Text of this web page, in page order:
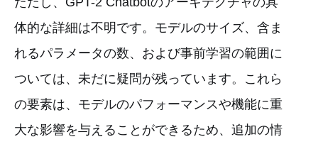
体的な詳細は不明です。モデルのサイズ、含ま
れるパラメータの数、および事前学習の範囲に
ついては、未だに疑問が残っています。これら
の要素は、モデルのパフォーマンスや機能に重
大な影響を与えることができるため、追加の情